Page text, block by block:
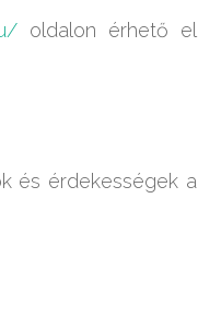
oldalon érhető el
és érdekességek a